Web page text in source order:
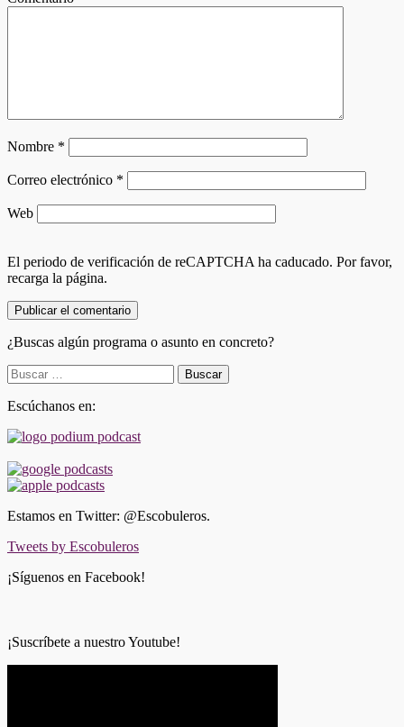
Nombre *
Correo electrónico *
Web
El periodo de verificación de reCAPTCHA ha caducado. Por favor,
recarga la página.
¿Buscas algún programa o asunto en concreto?
Buscar:
Escúchanos en:
Estamos en Twitter: @Escobuleros.
Tweets by Escobuleros
¡Síguenos en Facebook!
¡Suscríbete a nuestro Youtube!